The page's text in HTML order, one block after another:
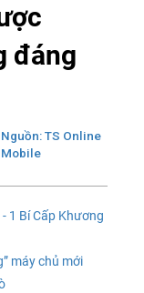
đáng
Nguồn: TS Online
Mobile
1 Bí Cấp Khương
máy chủ mới